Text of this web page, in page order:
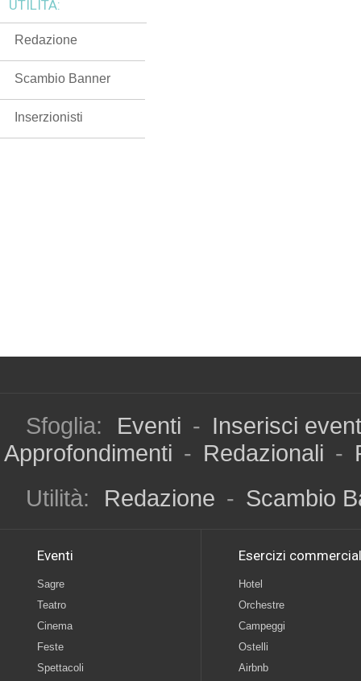
UTILITÀ:
Redazione
Scambio Banner
Inserzionisti
Sfoglia: Eventi - Inserisci
Approfondimenti - Redazionali -
Utilità:
Redazione - Scambio
Eventi
Sagre
Teatro
Cinema
Feste
Spettacoli
Esercizi
Hotel
Orchestre
Campeggi
Ostelli
Airbnb